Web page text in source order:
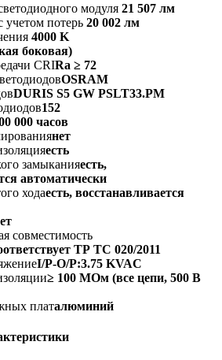
модуля 21 507 лм
учетом потерь 20 002 лм
4000 K
боковая)
CRIRa ≥ 72
OSRAM
DURIS S5 GW PSLT33.PM
152
000 часов
нет
есть
замыканияесть,
автоматически
ходаесть, восстанавливается
совместимость
ТР ТС 020/2011
I/P-O/P:3.75 KVAC
≥ 100 МОм (все цепи, 500 В
платалюминий